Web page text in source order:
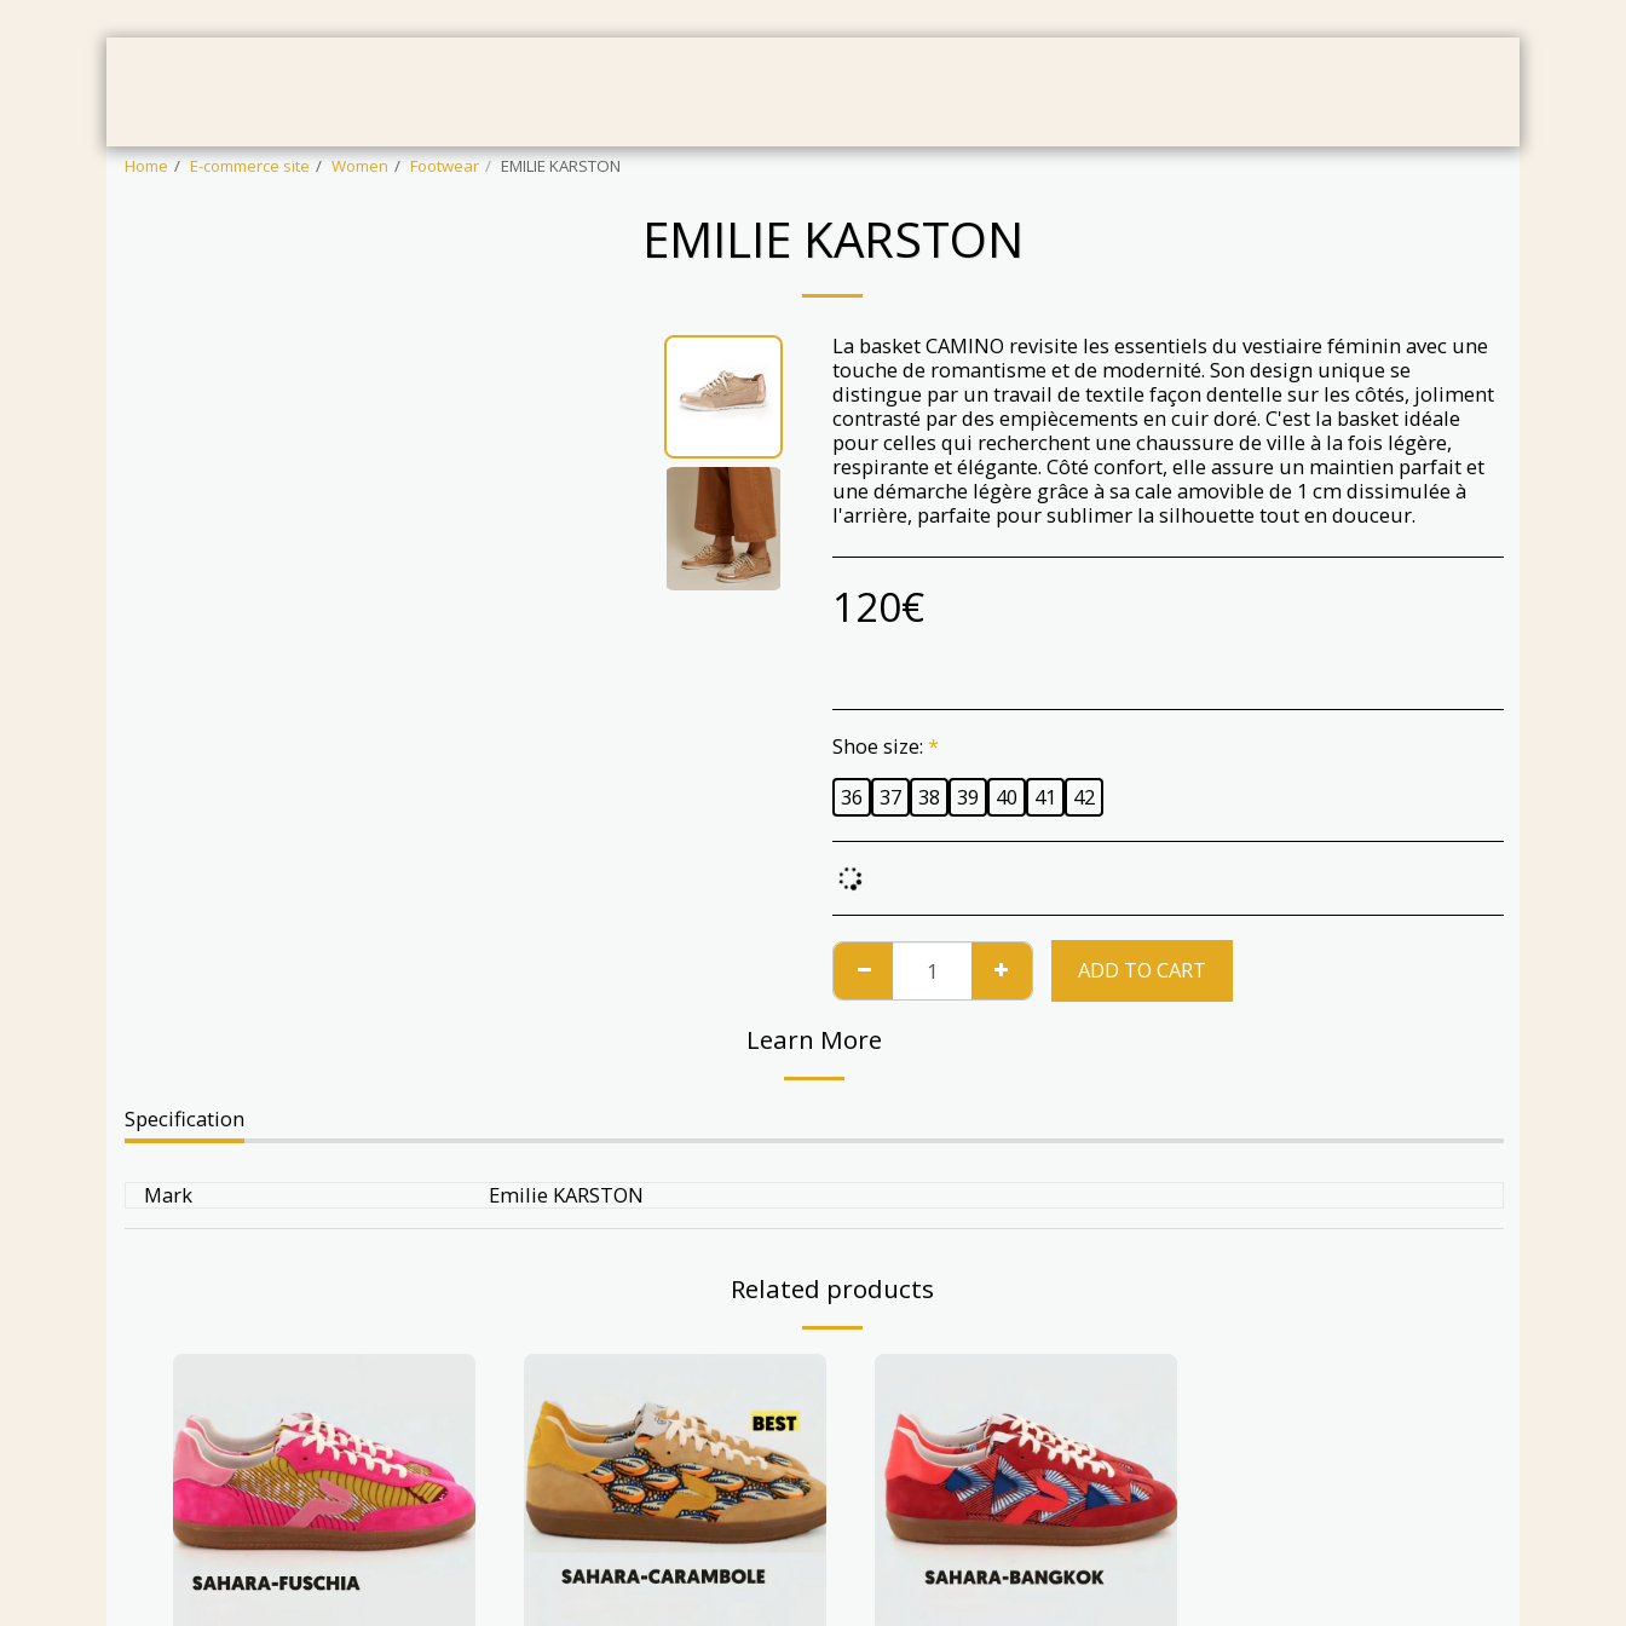
Home E-commerce site Women Footwear EMILIE KARSTON
EMILIE KARSTON
La basket CAMINO revisite les essentiels du vestiaire féminin avec une
touche de romantisme et de modernité. Son design unique se
distingue par un travail de textile façon dentelle sur les côtés, joliment
contrasté par des empiècements en cuir doré. C'est la basket idéale
pour celles qui recherchent une chaussure de ville à la fois légère,
respirante et élégante. Côté confort, elle assure un maintien parfait et
une démarche légère grâce à sa cale amovible de 1 cm dissimulée à
l'arrière, parfaite pour sublimer la silhouette tout en douceur.
120€
Shoe size: *
36
37 38 39 40 41 42
ADD TO CART
Learn More
Specification
Mark Emilie KARSTON
Related products